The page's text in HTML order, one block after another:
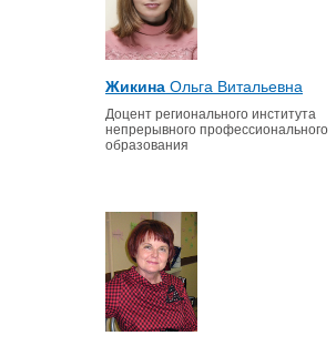
Жикина Ольга Витальевна
Доцент регионального института
непрерывного профессионального
образования